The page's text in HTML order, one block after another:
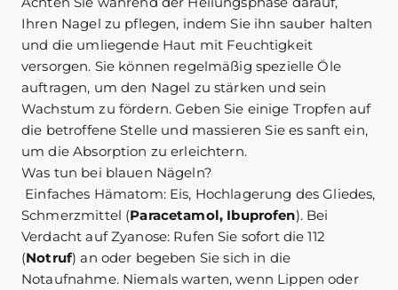
Ihren Nagel zu pflegen, indem Sie ihn sauber halten
und die umliegende Haut mit Feuchtigkeit
versorgen. Sie können regelmäßig spezielle Öle
auftragen, um den Nagel zu stärken und sein
Wachstum zu fördern. Geben Sie einige Tropfen auf
die betroffene Stelle und massieren Sie es sanft ein,
um die Absorption zu erleichtern.
Was tun bei blauen Nägeln?
Einfaches Hämatom: Eis, Hochlagerung des Gliedes,
Schmerzmittel (Paracetamol, Ibuprofen). Bei
Verdacht auf Zyanose: Rufen Sie sofort die 112
(Notruf) an oder begeben Sie sich in die
Notaufnahme. Niemals warten, wenn Lippen oder